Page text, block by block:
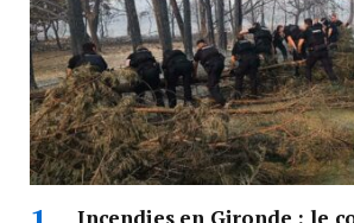
Incendies en Gironde : le